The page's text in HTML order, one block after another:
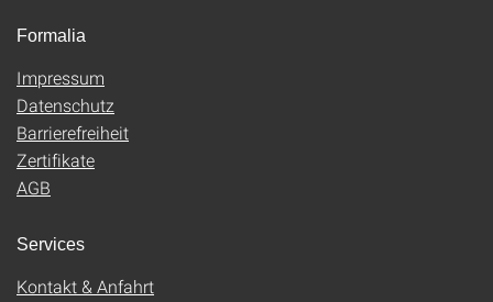
Formalia
Impressum
Datenschutz
Barrierefreiheit
Zertifikate
AGB
Services
Kontakt & Anfahrt